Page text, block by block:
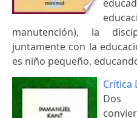
manutención), la
juntamente con la
es niño pequeño,
Crítica
Dos